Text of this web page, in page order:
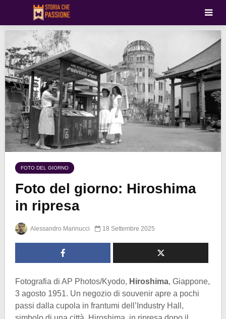
FOTO DEL GIORNO
Foto del giorno: Hiroshima
in ripresa
Alessandro Marinucci 18 Settembre 2025
Fotografia di AP Photos/Kyodo, Hiroshima, Giappone,
3 agosto 1951. Un negozio di souvenir apre a pochi
passi dalla cupola in frantumi dell’Industry Hall,